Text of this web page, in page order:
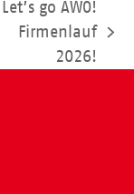
Let’s go AWO!
Firmenlauf
2026!